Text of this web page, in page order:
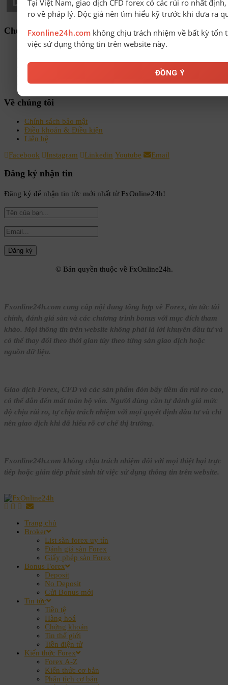
Chuyên mục
Sách-Ebook
Bonus Deposit
Kiến thức Forex A-Z
Về chúng tôi
Chính sách bảo mật
Điều khoản & Điều kiện
Liên hệ
Facebook
Instagram Linkedin Youtube Email
Đăng ký nhận tin
Đăng ký để nhận tin tức mới nhất từ FxOnline24h!
© Bản quyền thuộc về FxOnline24h.
Fxonline24h.com cung cấp nội dung tổng hợp về Forex, tin tức tài
chính, đánh giá sàn và các chương trình bonus với mục đích tham
khảo. Mọi thông tin trên website không phải là lời khuyên đầu tư và
có thể thay đổi theo thời gian tùy theo từng sàn giao dịch hoặc
nguồn dữ liệu.
Giao dịch Forex, CFD và các sản phẩm đòn bẩy tiềm ẩn rủi ro cao,
có thể dẫn đến mất toàn bộ vốn. Người dùng cần tự đánh giá mức
độ chịu rủi ro, tự chịu trách nhiệm với mọi quyết định đầu tư và chỉ
nên giao dịch khi đã hiểu rõ cơ chế thị trường.
Fxonline24h.com không chịu trách nhiệm đối với mọi thiệt hại trực
tiếp hoặc gián tiếp phát sinh từ việc sử dụng thông tin trên website.
Trang chủ
Broker
List sàn forex uy tín
Đánh giá sàn Forex
Giấy phép sàn Forex
Bonus Forex
Deposit
No Deposit
Gửi Bonus mới
Tin tức
Tiền tệ
Hàng hoá
Chứng khoán
Tin thế giới
Tiền điện tử
Kiến thức Forex
Forex A-Z
Kiến thức cơ bản
Phân tích cơ bản
Tại Việt Nam, giao dịch CFD forex có các rủi ro nhất
ro về pháp lý. Độc giả nên tìm hiểu kỹ trước khi đưa ra
Fxonline24h.com không chịu trách nhiệm về bất kỳ tổn
việc sử dụng thông tin trên website này.
ĐỒNG Ý